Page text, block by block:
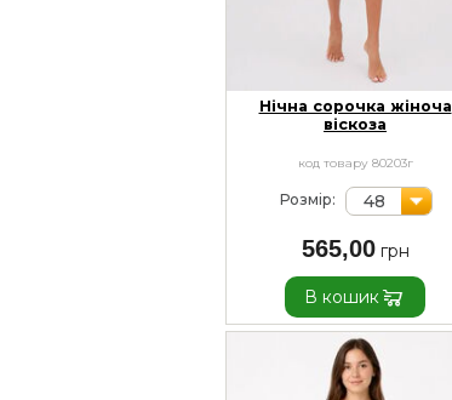
Нічна сорочка жіноча
віскоза
код товару 80203г
Розмір: 48
565,00
В кошик